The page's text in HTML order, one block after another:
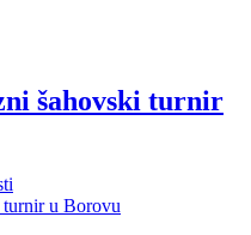
šahovski turnir